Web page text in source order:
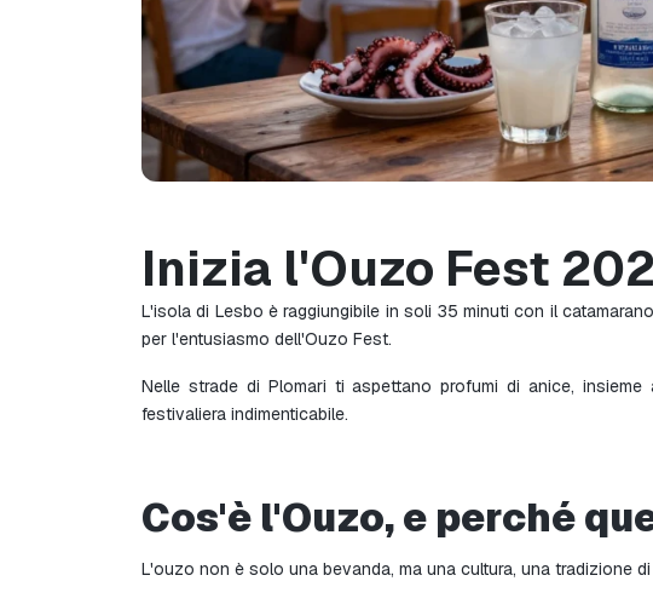
Inizia l'Ouzo Fest
L'isola di Lesbo è raggiungibile in soli 35 minuti con il
per l'entusiasmo dell'Ouzo Fest.
Nelle strade di Plomari ti aspettano profumi di anice,
festivaliera indimenticabile.
Cos'è l'Ouzo, e perché
L'ouzo non è solo una bevanda, ma una cultura, una tradizione